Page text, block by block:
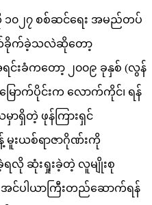
၀၂၇ စစ်ဆင်ရေး အမည်တပ်
က်ခိုက်ခဲ့သလဲဆိုတော့
င်းခံကတော့ ၂၀၀၉ ခုနှစ် (လွန်
ြောက်ပိုင်းက လောက်ကိုင်၊ ရန်
ာရှိတဲ့ ဖုန်ကြားရှင်
မူးယစ်ရာဇာဂိုဏ်းကို
လို ဆုံးရှုးခဲ့တဲ့ လူမျိုးစု
းအင်ပါယာကြီးတည်ဆောက်ရန်